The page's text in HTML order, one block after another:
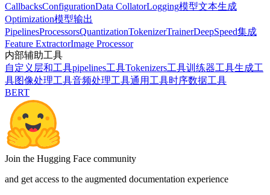
CallbacksConfigurationData CollatorLogging模型文本生成
Optimization模型输出
PipelinesProcessorsQuantizationTokenizerTrainerDeepSpeed集成
Feature ExtractorImage Processor
内部辅助工具
自定义层和工具pipelines工具Tokenizers工具训练器工具生成工
具图像处理工具音频处理工具通用工具时序数据工具
BERT
Join the Hugging Face community
and get access to the augmented documentation experience